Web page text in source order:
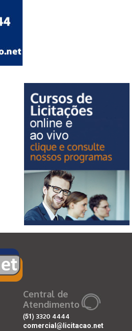
Central de
Atendimento
(51) 3320 4444
comercial@licitacao.net